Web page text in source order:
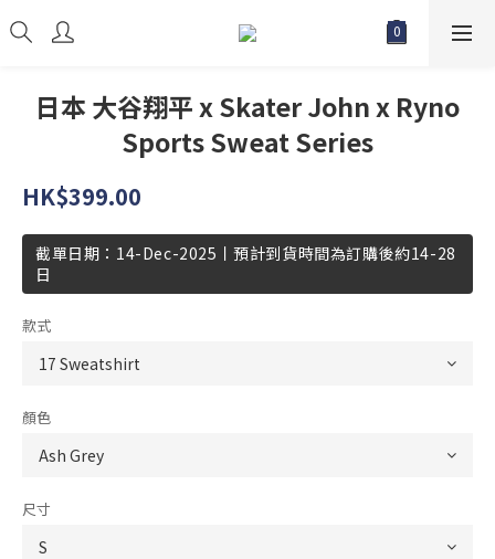
日本 大谷翔平 x Skater John x Ryno
Sports Sweat Series
HK$399.00
截單日期：14-Dec-2025丨預計到貨時間為訂購後約14-28
日
款式
顏色
尺寸